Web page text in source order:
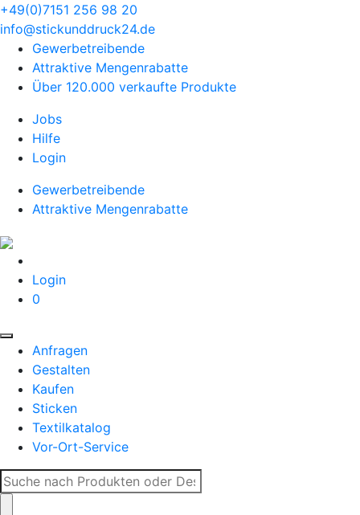
+49(0)7151 256 98 20‬
info@stickunddruck24.de
Gewerbetreibende
Attraktive Mengenrabatte
Über 120.000 verkaufte Produkte
Jobs
Hilfe
Login
Gewerbetreibende
Attraktive Mengenrabatte
Login
0
Anfragen
Gestalten
Kaufen
Sticken
Textilkatalog
Vor-Ort-Service
Suche
nach: